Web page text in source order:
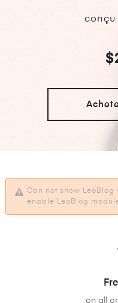
conçu
Can not show
enable LeoBlog
on all